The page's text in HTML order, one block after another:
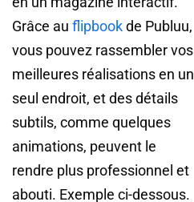
Grâce au flipbookde Publuu,
vous pouvez rassembler vos
meilleures réalisations en un
seul endroit, et des détails
subtils, comme quelques
animations, peuvent le
rendre plus professionnel et
abouti. Exemple ci-dessous.